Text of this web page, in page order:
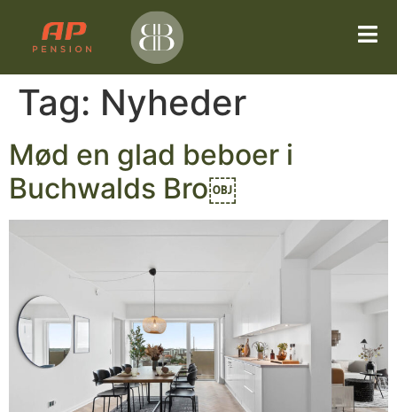
Tag: Nyheder
Mød en glad beboer i
Buchwalds Bro￼